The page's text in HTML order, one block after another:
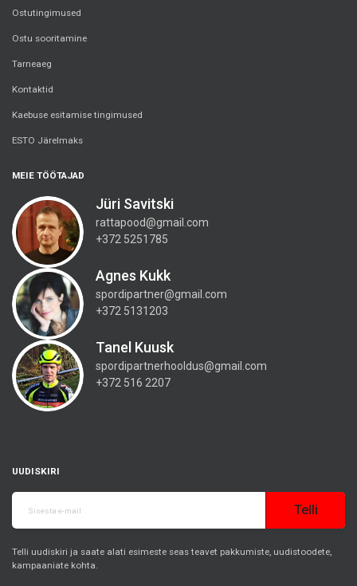
Ostutingimused
Ostu sooritamine
Tarneaeg
Kontaktid
Kaebuse esitamise tingimused
ESTO Järelmaks
MEIE TÖÖTAJAD
Jüri Savitski
rattapood@gmail.com
+372 5251785
Agnes Kukk
spordipartner@gmail.com
+372 5131203
Tanel Kuusk
spordipartnerhooldus@gmail.com
+372 516 2207
UUDISKIRI
Telli
Telli uudiskiri ja saate alati esimeste seas teavet pakkumiste, uudistoodete,
kampaaniate kohta.